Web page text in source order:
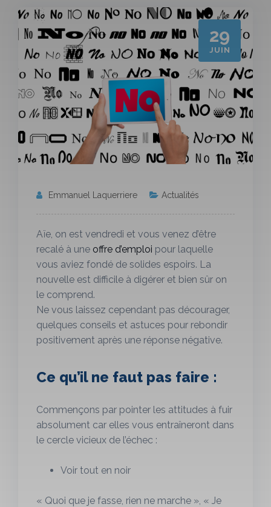
29
JUIN
Emmanuel Laquerriere Actualités
Aïe, on est vendredi et vous venez d’être
recalé à une offre d’emploi pour laquelle
vous aviez fondé de solides espoirs. La
nouvelle est difficile à digérer et bien sûr on
le comprend.
Ne vous laissez cependant pas décourager,
quelques conseils et astuces pour rebondir
positivement après une réponse négative.
Ce qu’il ne faut pas faire :
Commençons par pointer les attitudes à fuir
absolument car elles vous entraîneront dans
le cercle vicieux de l’échec :
Voir tout en noir
« Quoi que je fasse, rien ne marche », « Je